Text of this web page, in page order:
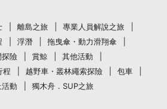
離島之旅
專業人員解說之旅
浮潛
拖曳傘・動力滑翔傘
探險 賞鯨
其他活動
程
越野車・叢林繩索探險
包車
動 獨木舟．SUP之旅